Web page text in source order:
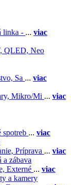
linka - ... viac
QLED, Neo
Sa ... viac
Mikro/Mi ... viac
spotreb ... viac
Príprava ... viac
zábava
Externé ... viac
a kamery